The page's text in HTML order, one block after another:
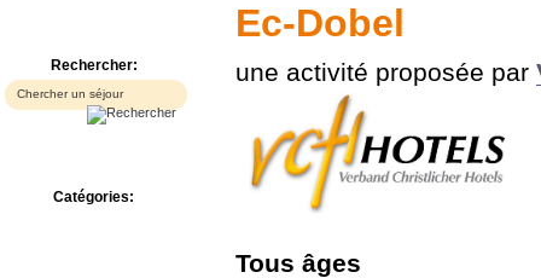
Rechercher:
Catégories:
Ec-Dobel
une activité proposée par
Tous âges